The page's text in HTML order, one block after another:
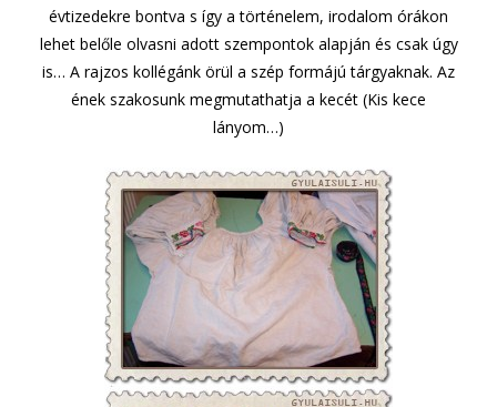
évtizedekre bontva s így a történelem, irodalom órákon
lehet belőle olvasni adott szempontok alapján és csak úgy
is… A rajzos kollégánk örül a szép formájú tárgyaknak. Az
ének szakosunk megmutathatja a kecét (Kis kece
lányom…)